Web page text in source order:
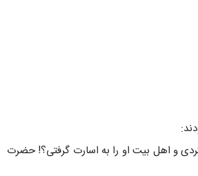
و اهل بیت او را به اسارت گرفتی؟! حضرت